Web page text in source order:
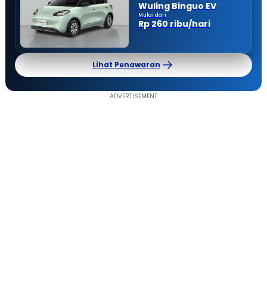
Wuling Binguo EV
Mulai dari
Rp 260 ribu/hari
Lihat Penawaran